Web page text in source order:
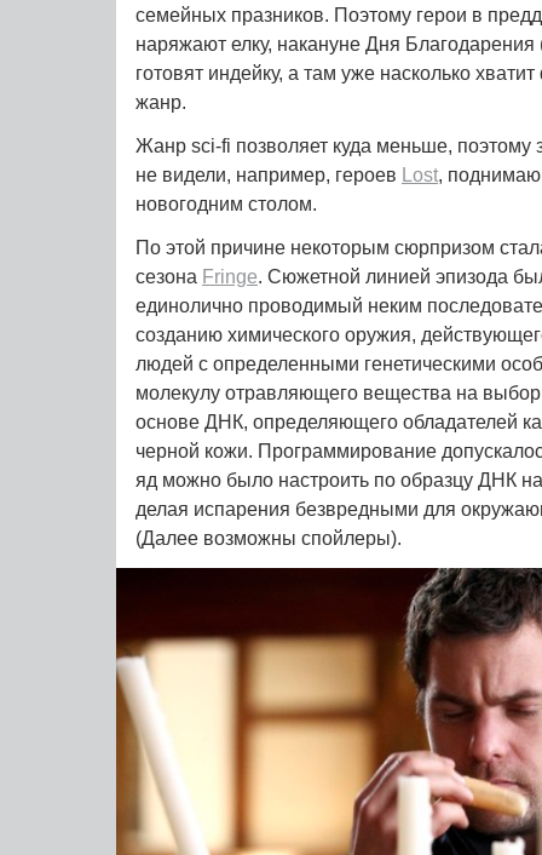
семейных празников. Поэтому герои в
наряжают елку, накануне Дня Благодарения
готовят индейку, а там уже насколько
жанр.
Жанр sci-fi позволяет куда меньше, поэтому
не видели, например, героев Lost,
новогодним столом.
По этой причине некоторым сюрпризом
сезона Fringe. Сюжетной линией эпизода
единолично проводимый неким
созданию химического оружия,
людей с определенными генетическими
молекулу отравляющего вещества на выбор
основе ДНК, определяющего обладателей
черной кожи. Программирование
яд можно было настроить по образцу ДНК на
делая испарения безвредными для
(Далее возможны спойлеры).